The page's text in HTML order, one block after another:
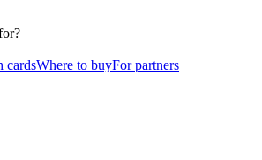
cardsWhere to buyFor partners